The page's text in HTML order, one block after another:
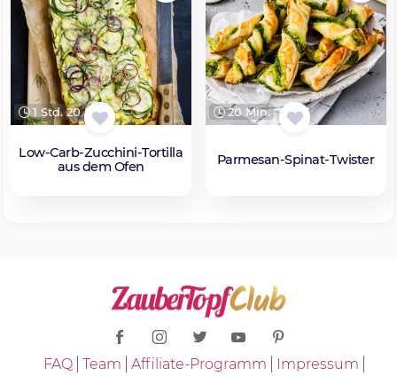
1 Std. 20 Min.
Low-Carb-Zucchini-Tortilla
aus dem Ofen
20 Min.
Parmesan-Spinat-Twister
FAQ Team Affiliate-Programm Impressum